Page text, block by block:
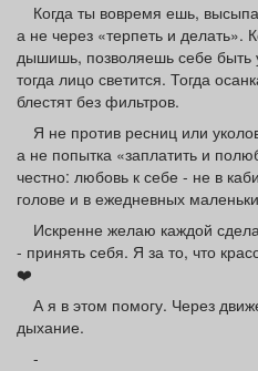
Когда ты вовремя ешь,
а не через «терпеть и делать».
дышишь, позволяешь себе быть
тогда лицо светится. Тогда
блестят без фильтров.
Я не против ресниц или
а не попытка «заплатить и
честно: любовь к себе - не в
голове и в ежедневных
Искренне желаю каждой
- принять себя. Я за то, что
❤️
А я в этом помогу. Через
дыхание.
-